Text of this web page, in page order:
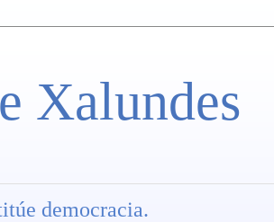
Xalundes
democracia.